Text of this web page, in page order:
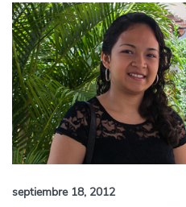
septiembre 18, 2012